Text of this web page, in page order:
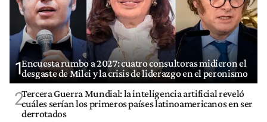
1Encuesta rumbo a 2027: cuatro consultoras midieron el
desgaste de Milei y la crisis de liderazgo en el peronismo
2Tercera Guerra Mundial: la inteligencia artificial reveló
cuáles serían los primeros países latinoamericanos en ser
derrotados